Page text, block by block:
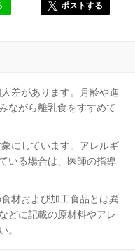
ポストする
差があります。月齢や進
ながら離乳食をすすめて
にしています。アレルギ
いる場合は、医師の指導
材および加工食品とは異
どに記載の原材料やアレ
。